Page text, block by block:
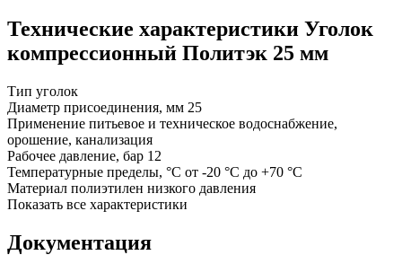
Технические характеристики Уголок
компрессионный Политэк 25 мм
Тип уголок
Диаметр присоединения, мм 25
Применение питьевое и техническое водоснабжение,
орошение, канализация
Рабочее давление, бар 12
Температурные пределы, °C от -20 °C до +70 °C
Материал полиэтилен низкого давления
Показать все характеристики
Документация